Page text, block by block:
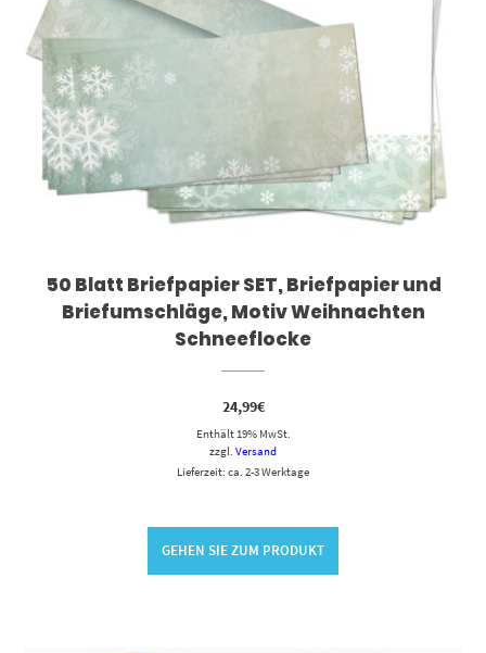
50 Blatt Briefpapier SET, Briefpapier und
Briefumschläge, Motiv Weihnachten
Schneeflocke
24,99€
Enthält 19% MwSt.
zzgl. Versand
Lieferzeit: ca. 2-3 Werktage
GEHEN SIE ZUM PRODUKT